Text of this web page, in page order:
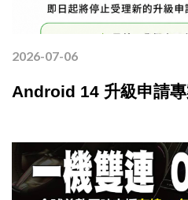
2026-07-06
Android 14 升級申請